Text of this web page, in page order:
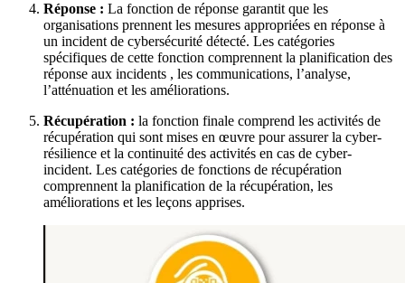
Réponse : La fonction de réponse garantit que les
organisations prennent les mesures appropriées en réponse à
un incident de cybersécurité détecté. Les catégories
spécifiques de cette fonction comprennent la planification des
réponse aux incidents , les communications, l’analyse,
l’atténuation et les améliorations.
Récupération : la fonction finale comprend les activités de
récupération qui sont mises en œuvre pour assurer la cyber-
résilience et la continuité des activités en cas de cyber-
incident. Les catégories de fonctions de récupération
comprennent la planification de la récupération, les
améliorations et les leçons apprises.